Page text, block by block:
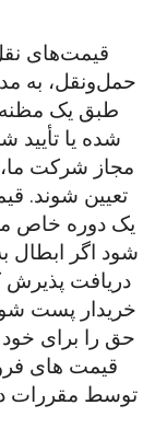
طبق یک
شده یا
مجاز شرکت
تعیین شوند.
یک دوره خاص
شود اگر ابطال
دریافت
خریدار پست
حق را برای
قیمت های
توسط مقررات